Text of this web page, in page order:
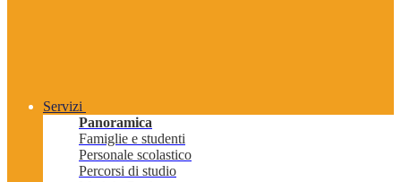
Servizi
Panoramica
Famiglie e studenti
Personale scolastico
Percorsi di studio